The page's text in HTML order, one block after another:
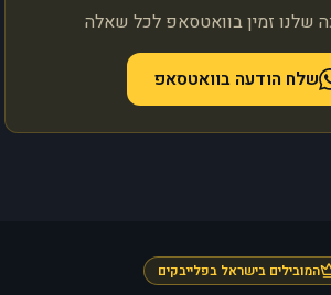
שלנו זמין בוואטסאפ לכל שאלה
שלח הודעה בוואטסאפ
המובילים בישראל בפלייבקים